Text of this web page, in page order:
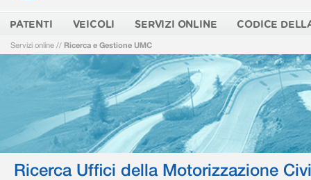
PATENTI VEICOLI SERVIZI ONLINE CODICE
Servizi online // Ricerca e Gestione UMC
Ricerca Uffici della Motorizzazione